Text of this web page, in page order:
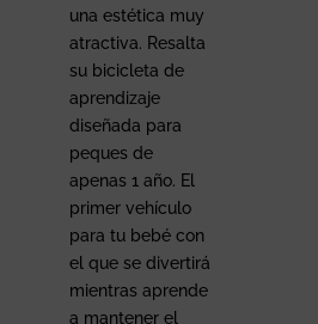
una estética muy
atractiva. Resalta
su bicicleta de
aprendizaje
diseñada para
peques de
apenas 1 año. El
primer vehículo
para tu bebé con
el que se divertirá
mientras aprende
a mantener el